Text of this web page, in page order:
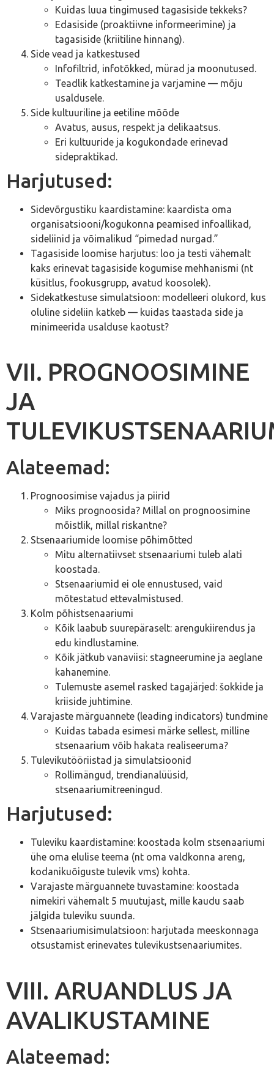
Kuidas luua tingimused tagasiside tekkeks?
Edasiside (proaktiivne informeerimine) ja
tagasiside (kriitiline hinnang).
Side vead ja katkestused
Infofiltrid, infotõkked, mürad ja moonutused.
Teadlik katkestamine ja varjamine — mõju
usaldusele.
Side kultuuriline ja eetiline mõõde
Avatus, ausus, respekt ja delikaatsus.
Eri kultuuride ja kogukondade erinevad
sidepraktikad.
Harjutused:
Sidevõrgustiku kaardistamine: kaardista oma
organisatsiooni/kogukonna peamised infoallikad,
sideliinid ja võimalikud “pimedad nurgad.”
Tagasiside loomise harjutus: loo ja testi vähemalt
kaks erinevat tagasiside kogumise mehhanismi (nt
küsitlus, fookusgrupp, avatud koosolek).
Sidekatkestuse simulatsioon: modelleeri olukord, kus
oluline sideliin katkeb — kuidas taastada side ja
minimeerida usalduse kaotust?
VII. PROGNOOSIMINE
JA
Alateemad:
Prognoosimise vajadus ja piirid
Miks prognoosida? Millal on prognoosimine
mõistlik, millal riskantne?
Stsenaariumide loomise põhimõtted
Mitu alternatiivset stsenaariumi tuleb alati
koostada.
Stsenaariumid ei ole ennustused, vaid
mõtestatud ettevalmistused.
Kolm põhistsenaariumi
Kõik laabub suurepäraselt: arengukiirendus ja
edu kindlustamine.
Kõik jätkub vanaviisi: stagneerumine ja aeglane
kahanemine.
Tulemuste asemel rasked tagajärjed: šokkide ja
kriiside juhtimine.
Varajaste märguannete (leading indicators) tundmine
Kuidas tabada esimesi märke sellest, milline
stsenaarium võib hakata realiseeruma?
Tulevikutööriistad ja simulatsioonid
Rollimängud, trendianalüüsid,
stsenaariumitreeningud.
Harjutused:
Tuleviku kaardistamine: koostada kolm stsenaariumi
ühe oma elulise teema (nt oma valdkonna areng,
kodanikuõiguste tulevik vms) kohta.
Varajaste märguannete tuvastamine: koostada
nimekiri vähemalt 5 muutujast, mille kaudu saab
jälgida tuleviku suunda.
Stsenaariumisimulatsioon: harjutada meeskonnaga
otsustamist erinevates tulevikustsenaariumites.
VIII. ARUANDLUS JA
AVALIKUSTAMINE
Alateemad: